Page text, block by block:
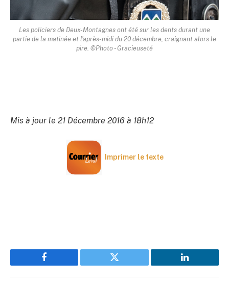
Les policiers de Deux-Montagnes ont été sur les dents durant une
partie de la matinée et l'après-midi du 20 décembre, craignant alors le
pire. ©Photo - Gracieuseté
Mis à jour le 21 Décembre 2016 à 18h12
Imprimer le texte
Facebook Twitter LinkedIn